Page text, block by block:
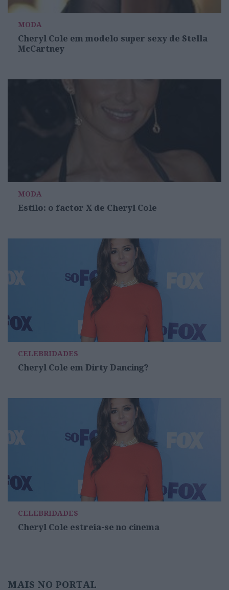
MODA
Cheryl Cole em modelo super sexy de Stella
McCartney
MODA
Estilo: o factor X de Cheryl Cole
CELEBRIDADES
Cheryl Cole em Dirty Dancing?
CELEBRIDADES
Cheryl Cole estreia-se no cinema
MAIS NO PORTAL